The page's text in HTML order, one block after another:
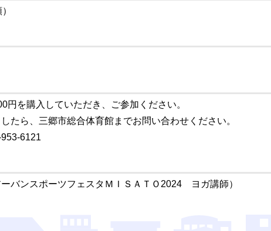
を購入していただき、ご参加ください。
たら、三郷市総合体育館までお問い合わせください。
6121
ーバンスポーツフェスタＭＩＳＡＴＯ2024 ヨガ講師）